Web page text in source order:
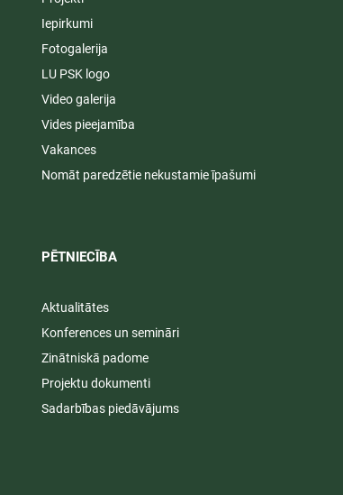
Iepirkumi
Fotogalerija
LU PSK logo
Video galerija
Vides pieejamība
Vakances
Nomāt paredzētie nekustamie īpašumi
PĒTNIECĪBA
Aktualitātes
Konferences un semināri
Zinātniskā padome
Projektu dokumenti
Sadarbības piedāvājums